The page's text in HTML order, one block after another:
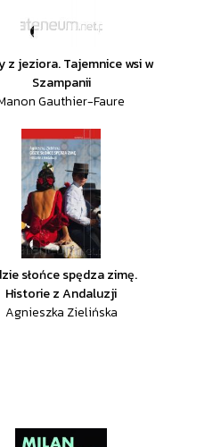
z jeziora. Tajemnice wsi w
Szampanii
Gauthier-Faure
słońce spędza zimę.
Historie z Andaluzji
Agnieszka Zielińska